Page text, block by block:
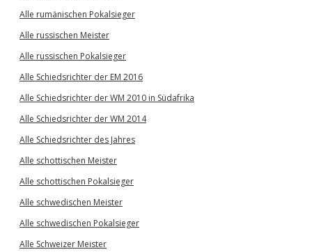
Alle rumänischen Pokalsieger
Alle russischen Meister
Alle russischen Pokalsieger
Alle Schiedsrichter der EM 2016
Alle Schiedsrichter der WM 2010 in Südafrika
Alle Schiedsrichter der WM 2014
Alle Schiedsrichter des Jahres
Alle schottischen Meister
Alle schottischen Pokalsieger
Alle schwedischen Meister
Alle schwedischen Pokalsieger
Alle Schweizer Meister